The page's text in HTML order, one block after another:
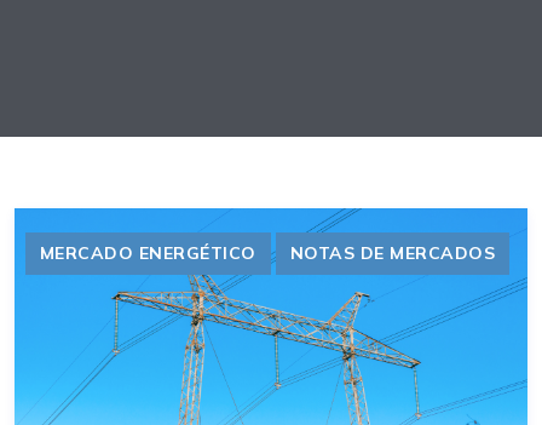
MERCADO ENERGÉTICO NOTAS DE MERCADOS